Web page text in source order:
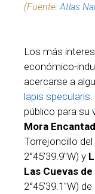
(Fuente: Atlas
Los más
económico-
acercarse a
lapis specularis
público para su
Mora
Torrejoncillo del
2°45’39.9″W) y
Las Cuevas
2°45’39.1″W)